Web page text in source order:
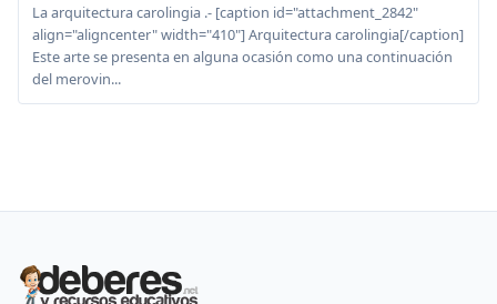
La arquitectura carolingia .- [caption id="attachment_2842"
align="aligncenter" width="410"] Arquitectura carolingia[/caption]
Este arte se presenta en alguna ocasión como una continuación
del merovin...